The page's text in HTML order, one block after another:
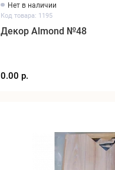
Нет в наличии
Код товара: 1195
Декор Almond №48
0.00 р.